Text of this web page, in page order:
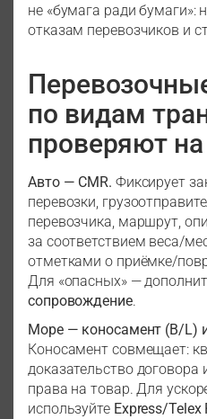
не «бумага ради бумаги»:
отказам перевозчиков и
по видам
проверяют
Авто — CMR. Фиксирует
перевозки,
перевозчика, маршрут,
за соответствием веса/
отметками о приёмке/
Для «опасных» —
сопровождение.
Море — коносамент (B/L)
Коносамент совмещает:
доказательство договора
права на товар. Для
используйте Express/Telex